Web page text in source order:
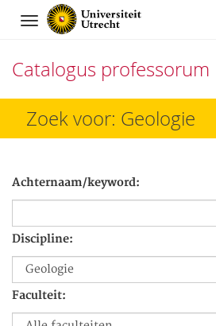
Navigation
Catalogus professorum
Direct
naar
inhoud
Zoek voor: Geologie
Achternaam/keyword:
Discipline:
Faculteit: